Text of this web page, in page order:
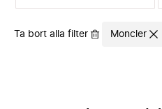
Ta bort alla filter Moncler